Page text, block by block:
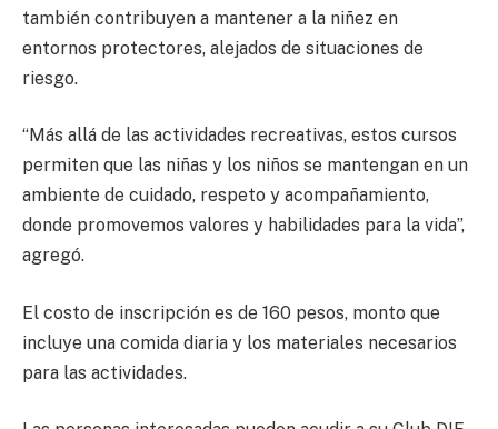
también contribuyen a mantener a la niñez en
entornos protectores, alejados de situaciones de
riesgo.
“Más allá de las actividades recreativas, estos cursos
permiten que las niñas y los niños se mantengan en un
ambiente de cuidado, respeto y acompañamiento,
donde promovemos valores y habilidades para la vida”,
agregó.
El costo de inscripción es de 160 pesos, monto que
incluye una comida diaria y los materiales necesarios
para las actividades.